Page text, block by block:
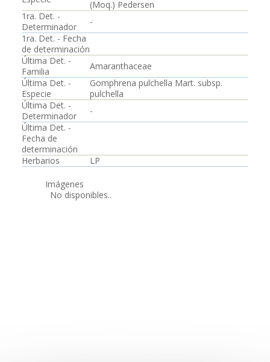
(Moq.) Pedersen
1ra. Det. -
Determinador
-
1ra. Det. - Fecha
de determinación
Última Det. -
Familia
Amaranthaceae
Última Det. -
Especie
Gomphrena pulchella Mart. subsp.
pulchella
Última Det. -
Determinador
-
Última Det. -
Fecha de
determinación
Herbarios
LP
Imágenes
No disponibles..